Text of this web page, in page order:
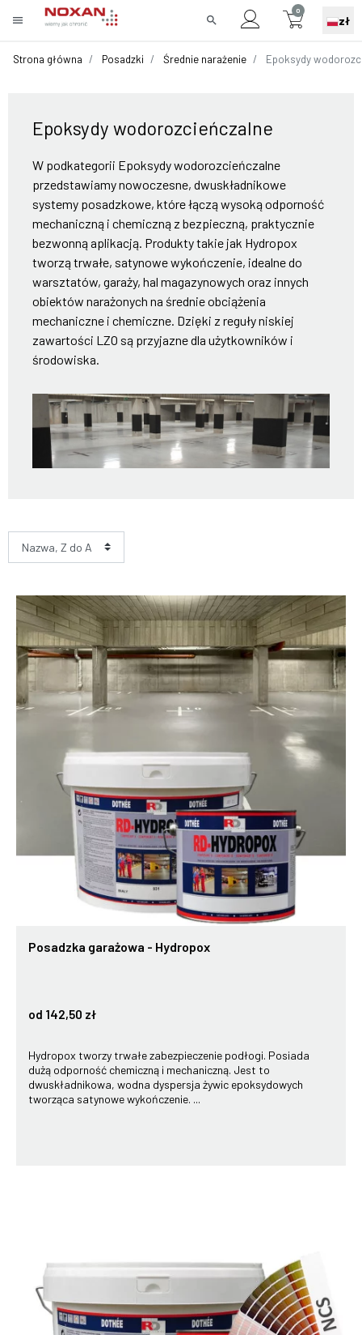
menu search
0
zł
Strona główna Posadzki Średnie narażenie Epoksydy
Epoksydy wodorozcieńczalne
W podkategorii Epoksydy wodorozcieńczalne
przedstawiamy nowoczesne, dwuskładnikowe
systemy posadzkowe, które łączą wysoką odporność
mechaniczną i chemiczną z bezpieczną, praktycznie
bezwonną aplikacją. Produkty takie jak Hydropox
tworzą trwałe, satynowe wykończenie, idealne do
warsztatów, garaży, hal magazynowych oraz innych
obiektów narażonych na średnie obciążenia
mechaniczne i chemiczne. Dzięki z reguły niskiej
zawartości LZO są przyjazne dla użytkowników i
środowiska.
Posadzka garażowa - Hydropox
od 142,50 zł
Hydropox tworzy trwałe zabezpieczenie podłogi. Posiada
dużą odporność chemiczną i mechaniczną. Jest to
dwuskładnikowa, wodna dyspersja żywic epoksydowych
tworząca satynowe wykończenie. ...